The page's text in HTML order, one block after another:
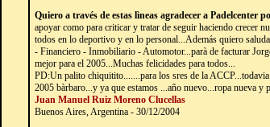
Quiero a través de estas lìneas agradecer a Padelcenter
apoyar como para criticar y tratar de seguir haciendo crecer
todos en lo deportivo y en lo personal...Además quiero
- Financiero - Inmobiliario - Automotor...parà de facturar
mejor para el 2005...Muchas felicidades para todos...
PD:Un palito chiquitito.......para los sres de la
2005 bàrbaro...y ya que estamos ...año nuevo...ropa nueva y
Juan Manuel Ruiz Moreno Clucellas
Buenos Aires, Argentina - 30/12/2004